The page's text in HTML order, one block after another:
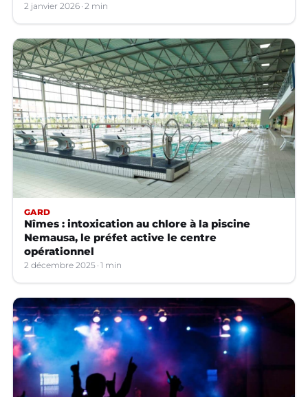
2 janvier 2026 2 min
GARD
Nîmes : intoxication au chlore à la piscine
Nemausa, le préfet active le centre
opérationnel
2 décembre 2025 1 min